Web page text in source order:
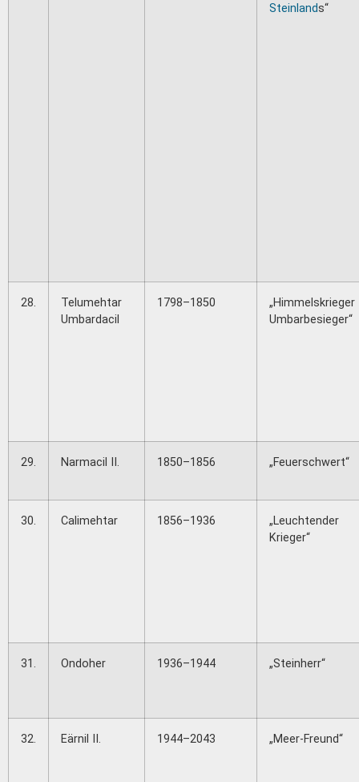
Steinlands“
28.
Telumehtar
Umbardacil
1798–1850
„Himmelskrieger
Umbarbesieger“
29. Narmacil II. 1850–1856 „Feuerschwert“
30. Calimehtar 1856–1936
„Leuchtender
Krieger“
31. Ondoher 1936–1944 „Steinherr“
32. Eärnil II. 1944–2043 „Meer-Freund“